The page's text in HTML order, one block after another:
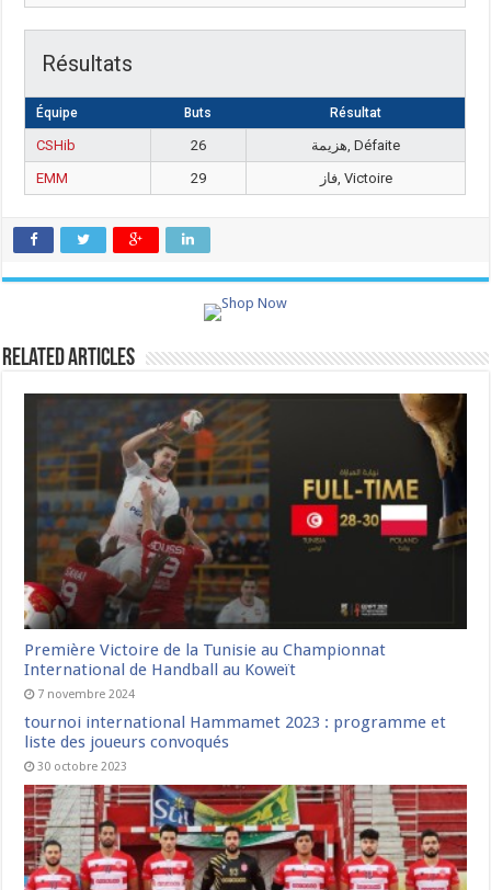
Résultats
Équipe Buts Résultat
CSHib 26
هزيمة, Défaite
EMM
29 فاز, Victoire
Related Articles
Première Victoire de la Tunisie au Championnat
International de Handball au Koweït
7 novembre 2024
tournoi international Hammamet 2023 : programme et
liste des joueurs convoqués
30 octobre 2023